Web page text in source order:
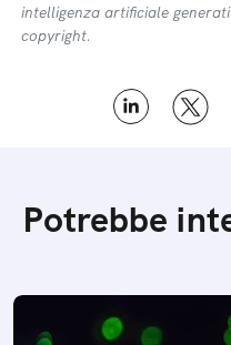
intelligenza artificiale
copyright.
Potrebbe